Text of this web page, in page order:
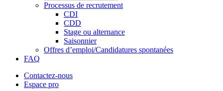
Processus de recrutement
CDI
CDD
Stage ou alternance
Saisonnier
Offres d’emploi/Candidatures spontanées
FAQ
Contactez-nous
Espace pro